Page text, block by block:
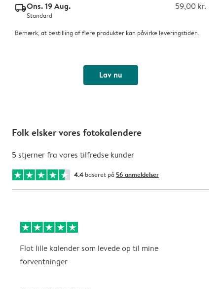
delivery_standard_v2Ons. 19 Aug. 59,00 kr.
Standard
Bemærk, at bestilling af flere produkter kan påvirke leveringstiden.
Lav nu
Folk elsker vores fotokalendere
5 stjerner fra vores tilfredse kunder
4.4 baseret på 56 anmeldelser
Flot lille kalender som levede op til mine
forventninger